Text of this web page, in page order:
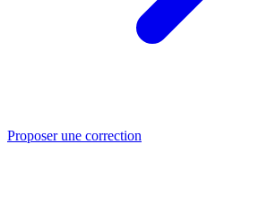
Proposer une correction